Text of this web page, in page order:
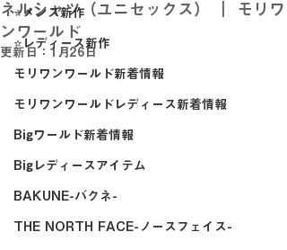
⭐メンズ新作
⭐レディース新作
モリワンワールド新着情報
モリワンワールドレディース新着情報
Bigワールド新着情報
Bigレディースアイテム
BAKUNE-バクネ-
THE NORTH FACE-ノースフェイス-
ネルシャツ（ユニセックス） ｜ モリワ
ンワールド
更新日： 1月26日